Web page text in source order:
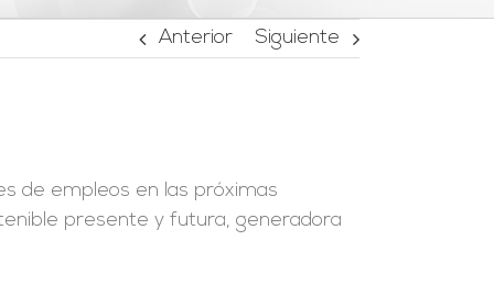
Anterior Siguiente
de empleos en las próximas
presente y futura, generadora